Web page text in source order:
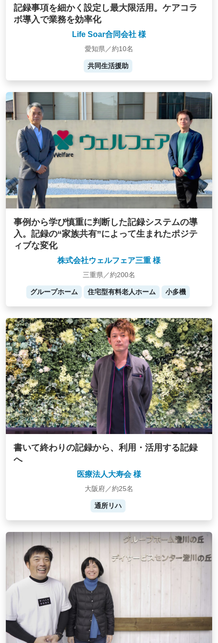
記録事項を細かく設定し最大限活用。ケアコラ
ボ導入で業務を効率化
Life Soar合同会社 様
愛知県／約10名
共同生活援助
事例から学び慎重に判断した記録システムの導
入。記録の“家族共有”によって生まれたポジテ
ィブな変化
株式会社ウェルフェア三重 様
三重県／約200名
グループホーム 住宅型有料老人ホーム 小多機
書いて終わりの記録から、利用・活用する記録
へ
医療法人大寿会 様
大阪府／約25名
通所リハ